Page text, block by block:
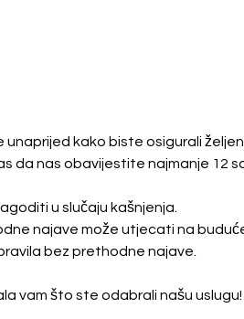
kako biste osigurali
da nas obavijestite najmanje 12
u slučaju kašnjenja.
najave može utjecati na
bez prethodne najave.
vam što ste odabrali našu uslugu!